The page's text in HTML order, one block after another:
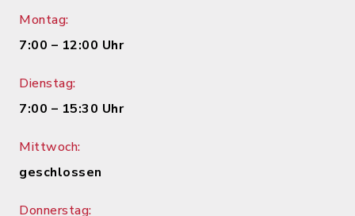
Montag:
7:00 – 12:00 Uhr
Dienstag:
7:00 – 15:30 Uhr
Mittwoch:
geschlossen
Donnerstag: